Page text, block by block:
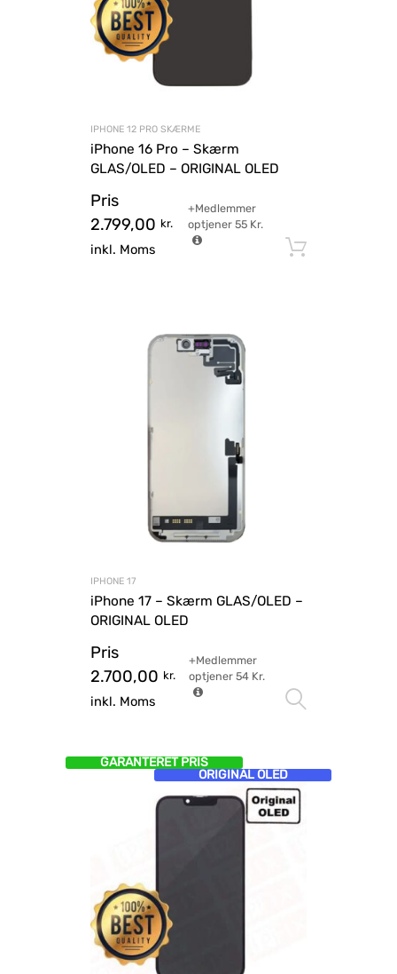
IPHONE 12 PRO SKÆRME
iPhone 16 Pro – Skærm
GLAS/OLED – ORIGINAL OLED
Pris
2.799,00 kr.
inkl. Moms
+Medlemmer
optjener55 Kr.
IPHONE 17
iPhone 17 – Skærm GLAS/OLED –
ORIGINAL OLED
Pris
2.700,00 kr.
inkl. Moms
+Medlemmer
optjener 54Kr.
GARANTERET PRIS
ORIGINAL OLED